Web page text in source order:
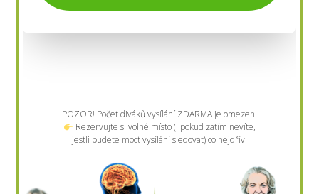
POZOR! Počet diváků vysílání ZDARMA je omezen!
Rezervujte si volné místo (i pokud zatím nevíte,
jestli budete moct vysílání sledovat) co nejdřív.